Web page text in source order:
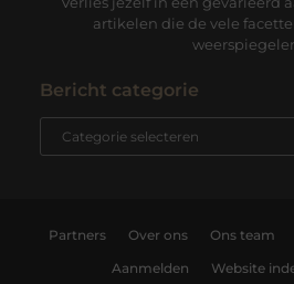
artikelen die de vele
Bericht categorie
Partners Over ons Ons team
Aanmelden Website